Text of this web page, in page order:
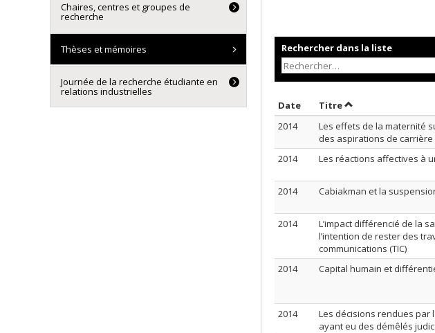
Rechercher dans la liste
Date Trier par date en ordre
TitreTrier par titre en
2014
Les effets de la maternité
des aspirations de carrière
2014 Les réactions affectives à
2014
Cabiakman et la
2014
L’impact différencié de la
l’intention de rester des
communications (TIC)
2014 Capital humain et
2014
Les décisions rendues par
ayant eu des démêlés
Chaires, centres et groupes de
recherche
Thèses et mémoires
Journée de la recherche étudiante en
relations industrielles